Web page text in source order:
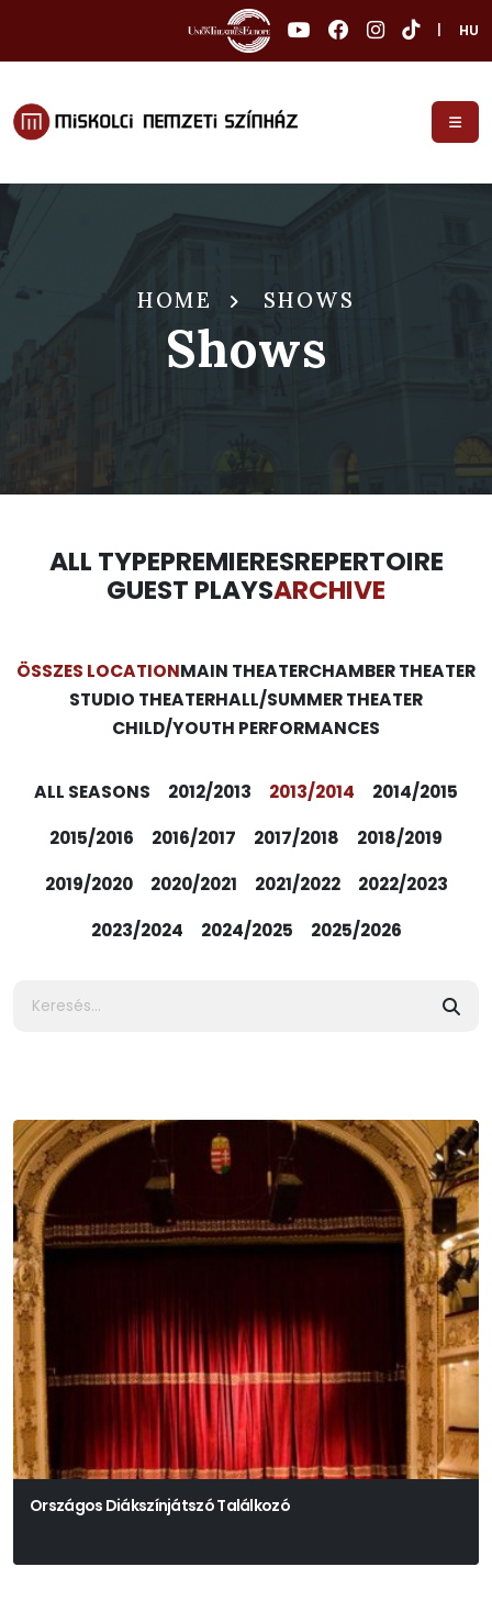
HU
HOME SHOWS
Shows
ALL TYPEPREMIERESREPERTOIRE
GUEST PLAYSARCHIVE
ÖSSZES LOCATIONMAIN THEATERCHAMBER THEATER
STUDIO THEATERHALL/SUMMER THEATER
CHILD/YOUTH PERFORMANCES
ALL SEASONS 2012/2013 2013/2014
2014/2015
2015/2016
2016/2017 2017/2018
2018/2019
2019/2020
2020/2021 2021/2022
2022/2023
2023/2024
2024/2025 2025/2026
Országos Diákszínjátszó Találkozó